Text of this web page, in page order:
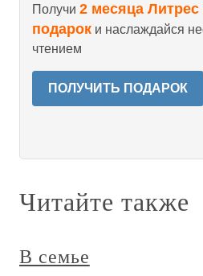
Получи 2 месяца
подарок и наслаждайся
чтением
ПОЛУЧИТЬ ПОДАРОК
Читайте также
В семье